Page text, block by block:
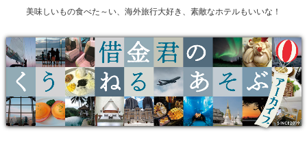
美味しいもの食べた～い、海外旅行大好き、素敵なホテルもいいな！